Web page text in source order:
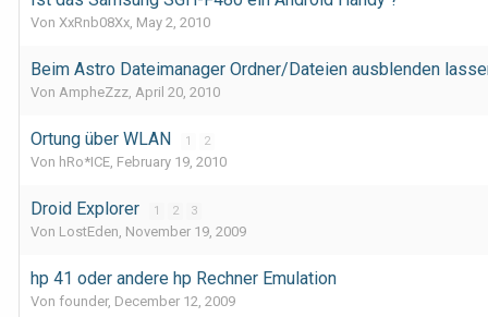
Von XxRnb08Xx, May 2, 2010
Beim Astro Dateimanager Ordner/Dateien ausblenden
Von AmpheZzz, April 20, 2010
Ortung über WLAN 1 2
Von hRo*ICE, February 19, 2010
Droid Explorer 1 2 3
Von LostEden, November 19, 2009
hp 41 oder andere hp Rechner Emulation
Von founder, December 12, 2009